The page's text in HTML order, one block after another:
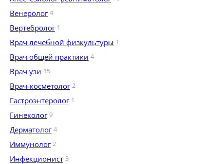
Венеролог 4
Вертебролог 1
Врач лечебной физкультуры 1
Врач общей практики 4
Врач узи 15
Врач-косметолог 2
Гастроэнтеролог 1
Гинеколог 9
Дерматолог 4
Иммунолог 2
Инфекционист 3